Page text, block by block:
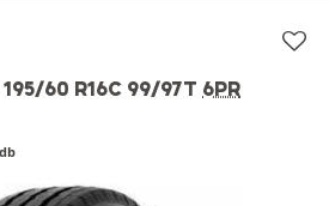
195/60 R16C 99/97T 6PR